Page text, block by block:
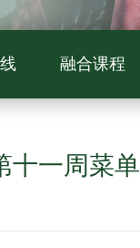
融合课程
十一周菜单